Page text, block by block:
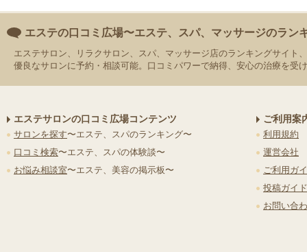
エステの口コミ広場〜エステ、スパ、マッサージのラン
エステサロン、リラクサロン、スパ、マッサージ店のランキングサイト
優良なサロンに予約・相談可能。口コミパワーで納得、安心の治療を受
エステサロンの口コミ広場コンテンツ
サロンを探す〜エステ、スパのランキング〜
口コミ検索〜エステ、スパの体験談〜
お悩み相談室〜エステ、美容の掲示板〜
ご利用案
利用規約
運営会社
ご利用ガ
投稿ガイ
お問い合